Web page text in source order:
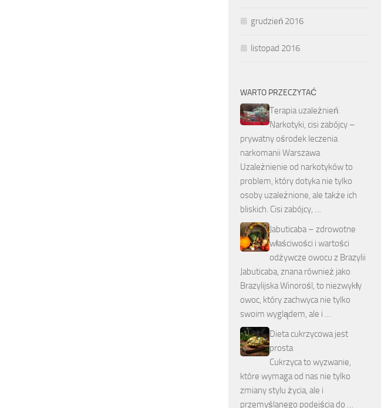
grudzień 2016
listopad 2016
WARTO PRZECZYTAĆ
Terapia uzależnień.
Narkotyki, cisi zabójcy –
prywatny ośrodek leczenia
narkomanii Warszawa
Uzależnienie od narkotyków to
problem, który dotyka nie tylko
osoby uzależnione, ale także ich
bliskich. Cisi zabójcy, …
Jabuticaba – zdrowotne
właściwości i wartości
odżywcze owocu z Brazylii
Jabuticaba, znana również jako
Brazylijska Winorośl, to niezwykły
owoc, który zachwyca nie tylko
swoim wyglądem, ale i …
Dieta cukrzycowa jest
prosta
Cukrzyca to wyzwanie,
które wymaga od nas nie tylko
zmiany stylu życia, ale i
przemyślanego podejścia do …